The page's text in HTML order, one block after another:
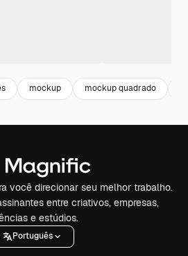
mockup mockup quadrado
você direcionar seu melhor trabalho.
entre criativos, empresas,
e estúdios.
Português